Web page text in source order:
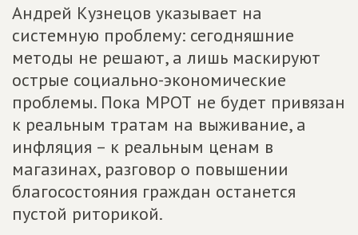
Андрей Кузнецов указывает на
системную проблему: сегодняшние
методы не решают, а лишь маскируют
острые социально-экономические
проблемы. Пока МРОТ не будет привязан
к реальным тратам на выживание, а
инфляция – к реальным ценам в
магазинах, разговор о повышении
благосостояния граждан останется
пустой риторикой.